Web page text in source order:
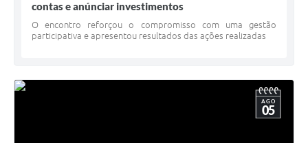
contas e anúnciar investimentos
O encontro reforçou o compromisso com uma gestão
participativa e apresentou resultados das ações realizadas
AGO
05